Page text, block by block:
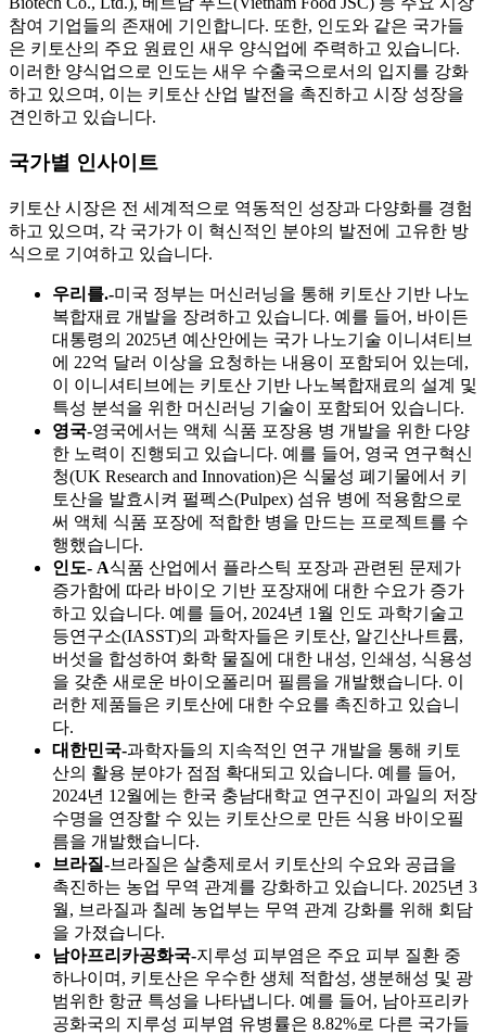
참여 기업들의 존재에 기인합니다. 또한, 인도와 같은 국가들
은 키토산의 주요 원료인 새우 양식업에 주력하고 있습니다.
이러한 양식업으로 인도는 새우 수출국으로서의 입지를 강화
하고 있으며, 이는 키토산 산업 발전을 촉진하고 시장 성장을
견인하고 있습니다.
국가별 인사이트
키토산 시장은 전 세계적으로 역동적인 성장과 다양화를 경험
하고 있으며, 각 국가가 이 혁신적인 분야의 발전에 고유한 방
식으로 기여하고 있습니다.
우리를.-미국 정부는 머신러닝을 통해 키토산 기반 나노
복합재료 개발을 장려하고 있습니다. 예를 들어, 바이든
대통령의 2025년 예산안에는 국가 나노기술 이니셔티브
에 22억 달러 이상을 요청하는 내용이 포함되어 있는데,
이 이니셔티브에는 키토산 기반 나노복합재료의 설계 및
특성 분석을 위한 머신러닝 기술이 포함되어 있습니다.
영국-영국에서는 액체 식품 포장용 병 개발을 위한 다양
한 노력이 진행되고 있습니다. 예를 들어, 영국 연구혁신
청(UK Research and Innovation)은 식물성 폐기물에서 키
토산을 발효시켜 펄펙스(Pulpex) 섬유 병에 적용함으로
써 액체 식품 포장에 적합한 병을 만드는 프로젝트를 수
행했습니다.
인도- A식품 산업에서 플라스틱 포장과 관련된 문제가
증가함에 따라 바이오 기반 포장재에 대한 수요가 증가
하고 있습니다. 예를 들어, 2024년 1월 인도 과학기술고
등연구소(IASST)의 과학자들은 키토산, 알긴산나트륨,
버섯을 합성하여 화학 물질에 대한 내성, 인쇄성, 식용성
을 갖춘 새로운 바이오폴리머 필름을 개발했습니다. 이
러한 제품들은 키토산에 대한 수요를 촉진하고 있습니
다.
대한민국-과학자들의 지속적인 연구 개발을 통해 키토
산의 활용 분야가 점점 확대되고 있습니다. 예를 들어,
2024년 12월에는 한국 충남대학교 연구진이 과일의 저장
수명을 연장할 수 있는 키토산으로 만든 식용 바이오필
름을 개발했습니다.
브라질-브라질은 살충제로서 키토산의 수요와 공급을
촉진하는 농업 무역 관계를 강화하고 있습니다. 2025년 3
월, 브라질과 칠레 농업부는 무역 관계 강화를 위해 회담
을 가졌습니다.
남아프리카공화국-지루성 피부염은 주요 피부 질환 중
하나이며, 키토산은 우수한 생체 적합성, 생분해성 및 광
범위한 항균 특성을 나타냅니다. 예를 들어, 남아프리카
공화국의 지루성 피부염 유병률은 8.82%로 다른 국가들